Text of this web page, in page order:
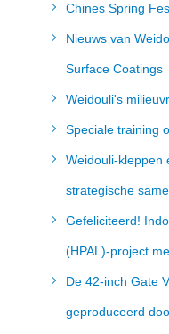
Chines Spring
Nieuws van
Surface Coatings
Weidouli's
Speciale training
Weidouli-kleppen
strategische
Gefeliciteerd!
(HPAL)-project
De 42-inch Gate
geproduceerd